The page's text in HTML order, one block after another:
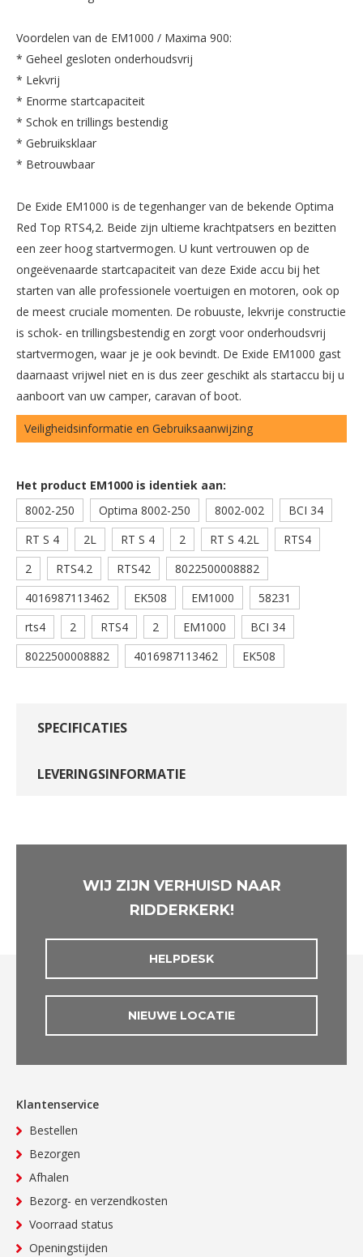
Voordelen van de EM1000 / Maxima 900:
* Geheel gesloten onderhoudsvrij
* Lekvrij
* Enorme startcapaciteit
* Schok en trillings bestendig
* Gebruiksklaar
* Betrouwbaar
De Exide EM1000 is de tegenhanger van de bekende Optima
Red Top RTS4,2. Beide zijn ultieme krachtpatsers en bezitten
een zeer hoog startvermogen. U kunt vertrouwen op de
ongeëvenaarde startcapaciteit van deze Exide accu bij het
starten van alle professionele voertuigen en motoren, ook op
de meest cruciale momenten. De robuuste, lekvrije constructie
is schok- en trillingsbestendig en zorgt voor onderhoudsvrij
startvermogen, waar je je ook bevindt. De Exide EM1000 gast
daarnaast vrijwel niet en is dus zeer geschikt als startaccu bij u
aanboort van uw camper, caravan of boot.
Veiligheidsinformatie en Gebruiksaanwijzing
Het product EM1000 is identiek aan:
8002-250
Optima 8002-250 8002-002
BCI 34
RT S 4
2L RT S 4 2 RT S 4.2L
RTS4
2
RTS4.2 RTS42
8022500008882
4016987113462
EK508 EM1000
58231
rts4
2 RTS4 2 EM1000
BCI 34
8022500008882
4016987113462 EK508
SPECIFICATIES
LEVERINGSINFORMATIE
WIJ ZIJN VERHUISD NAAR
RIDDERKERK!
HELPDESK
NIEUWE LOCATIE
Klantenservice
Bestellen
Bezorgen
Afhalen
Bezorg- en verzendkosten
Voorraad status
Openingstijden